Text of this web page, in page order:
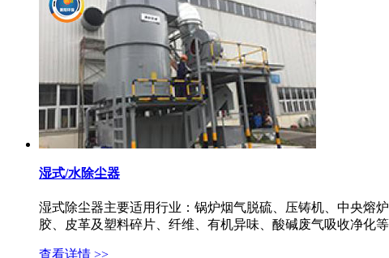
湿式/水除尘器
湿式除尘器主要适用行业：锅炉烟气脱硫、压铸机、中央熔
胶、皮革及塑料碎片、纤维、有机异味、酸碱废气吸收净化
查看详情 >>